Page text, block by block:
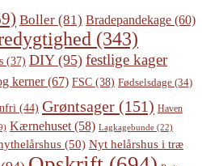
Boller (81) Bradepandekage (60)
(343)
(37) DIY(95) festlige kager
kerner(67) FSC (38) Fødselsdage (34)
(44) Grøntsager (151) Haven
Kærnehuset (58) Lagkagebunde (22)
(50) Nyt helårshus i træ